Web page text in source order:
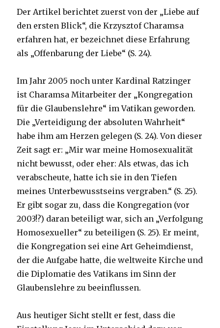
Der Artikel berichtet zuerst von der „Liebe auf
den ersten Blick“, die Krzysztof Charamsa
erfahren hat, er bezeichnet diese Erfahrung
als „Offenbarung der Liebe“ (S. 24).
Im Jahr 2005 noch unter Kardinal Ratzinger
ist Charamsa Mitarbeiter der „Kongregation
für die Glaubenslehre“ im Vatikan geworden.
Die „Verteidigung der absoluten Wahrheit“
habe ihm am Herzen gelegen (S. 24). Von dieser
Zeit sagt er: „Mir war meine Homosexualität
nicht bewusst, oder eher: Als etwas, das ich
verabscheute, hatte ich sie in den Tiefen
meines Unterbewusstseins vergraben.“ (S. 25).
Er gibt sogar zu, dass die Kongregation (vor
2003!?) daran beteiligt war, sich an „Verfolgung
Homosexueller“ zu beteiligen (S. 25). Er meint,
die Kongregation sei eine Art Geheimdienst,
der die Aufgabe hatte, die weltweite Kirche und
die Diplomatie des Vatikans im Sinn der
Glaubenslehre zu beeinflussen.
Aus heutiger Sicht stellt er fest, dass die